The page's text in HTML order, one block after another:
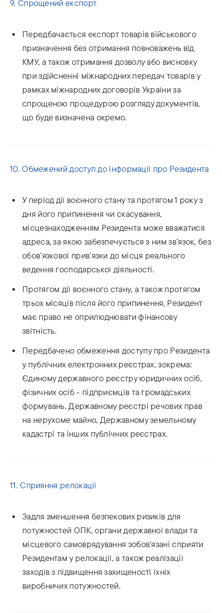
9. Спрощений експорт
Передбачається експорт товарів військового
призначення без отримання повноважень від
КМУ, а також отримання дозволу або висновку
при здійсненні міжнародних передач товарів у
рамках міжнародних договорів України за
спрощеною процедурою розгляду документів,
що буде визначена окремо.
10. Обмежений доступ до інформації про Резидента
У період дії воєнного стану та протягом 1 року з
дня його припинення чи скасування,
місцезнаходженням Резидента може вважатися
адреса, за якою забезпечується з ним зв’язок, без
обов’язкової прив’язки до місця реального
ведення господарської діяльності.
Протягом дії воєнного стану, а також протягом
трьох місяців після його припинення, Резидент
має право не оприлюднювати фінансову
звітність.
Передбачено обмеження доступу про Резидента
у публічних електронних реєстрах, зокрема:
Єдиному державного реєстру юридичних осіб,
фізичних осіб - підприємців та громадських
формувань, Державному реєстрі речових прав
на нерухоме майно, Державному земельному
кадастрі та інших публічних реєстрах.
11. Сприяння релокації
Задля зменшення безпекових ризиків для
потужностей ОПК, органи державної влади та
місцевого самоврядування зобов’язані сприяти
Резидентам у релокації, а також реалізації
заходів з підвищення захищеності їхніх
виробничих потужностей.